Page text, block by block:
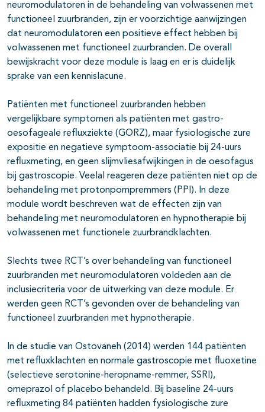
neuromodulatoren in de behandeling van volwassenen met
functioneel zuurbranden, zijn er voorzichtige aanwijzingen
dat neuromodulatoren een positieve effect hebben bij
volwassenen met functioneel zuurbranden. De overall
bewijskracht voor deze module is laag en er is duidelijk
sprake van een kennislacune.
Patiënten met functioneel zuurbranden hebben
vergelijkbare symptomen als patiënten met gastro-
oesofageale refluxziekte (GORZ), maar fysiologische zure
expositie en negatieve symptoom-associatie bij 24-uurs
refluxmeting, en geen slijmvliesafwijkingen in de oesofagus
bij gastroscopie. Veelal reageren deze patiënten niet op de
behandeling met protonpompremmers (PPI). In deze
module wordt beschreven wat de effecten zijn van
behandeling met neuromodulatoren en hypnotherapie bij
volwassenen met functionele zuurbrandklachten.
Slechts twee RCT’s over behandeling van functioneel
zuurbranden met neuromodulatoren voldeden aan de
inclusiecriteria voor de uitwerking van deze module. Er
werden geen RCT’s gevonden over de behandeling van
functioneel zuurbranden met hypnotherapie.
In de studie van Ostovaneh (2014) werden 144 patiënten
met refluxklachten en normale gastroscopie met fluoxetine
(selectieve serotonine-heropname-remmer, SSRI),
omeprazol of placebo behandeld. Bij baseline 24-uurs
refluxmeting 84 patiënten hadden fysiologische zure